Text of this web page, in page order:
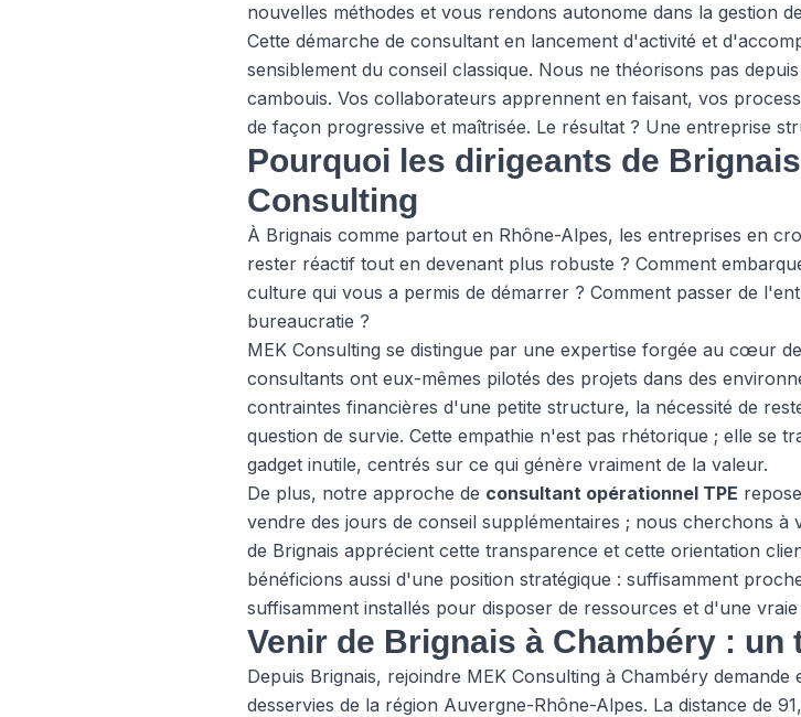
nouvelles méthodes et vous rendons autonome dans la gestion
Cette démarche de consultant en lancement d'activité et
sensiblement du conseil classique. Nous ne théorisons pas
cambouis. Vos collaborateurs apprennent en faisant, vos
de façon progressive et maîtrisée. Le résultat ? Une entreprise
Pourquoi les dirigeants de
Consulting
À Brignais comme partout en Rhône-Alpes, les entreprises en
rester réactif tout en devenant plus robuste ? Comment
culture qui vous a permis de démarrer ? Comment passer de
bureaucratie ?
MEK Consulting se distingue par une expertise forgée au cœur
consultants ont eux-mêmes pilotés des projets dans des
contraintes financières d'une petite structure, la nécessité de
question de survie. Cette empathie n'est pas rhétorique ; elle se
gadget inutile, centrés sur ce qui génère vraiment de la valeur.
De plus, notre approche de consultant opérationnel TPE
vendre des jours de conseil supplémentaires ; nous cherchons à
de Brignais apprécient cette transparence et cette orientation
bénéficions aussi d'une position stratégique : suffisamment
suffisamment installés pour disposer de ressources et d'une
Venir de Brignais à Chambéry : un
Depuis Brignais, rejoindre MEK Consulting à Chambéry
desservies de la région Auvergne-Rhône-Alpes. La distance de